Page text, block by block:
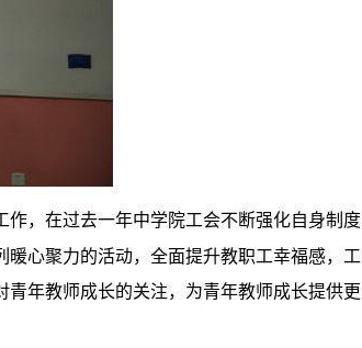
作，在过去一年中学院工会不断强化自身制度
心聚力的活动，全面提升教职工幸福感，工
青年教师成长的关注，为青年教师成长提供更